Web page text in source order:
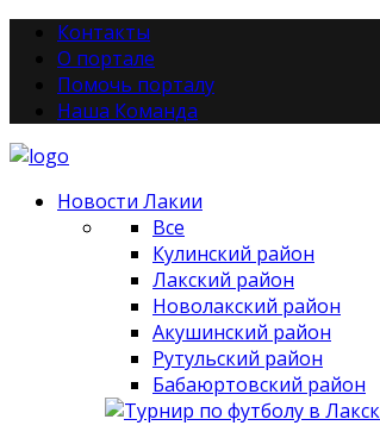
Контакты
О портале
Помочь порталу
Наша Команда
Новости Лакии
Все
Кулинский район
Лакский район
Новолакский район
Акушинский район
Рутульский район
Бабаюртовский район